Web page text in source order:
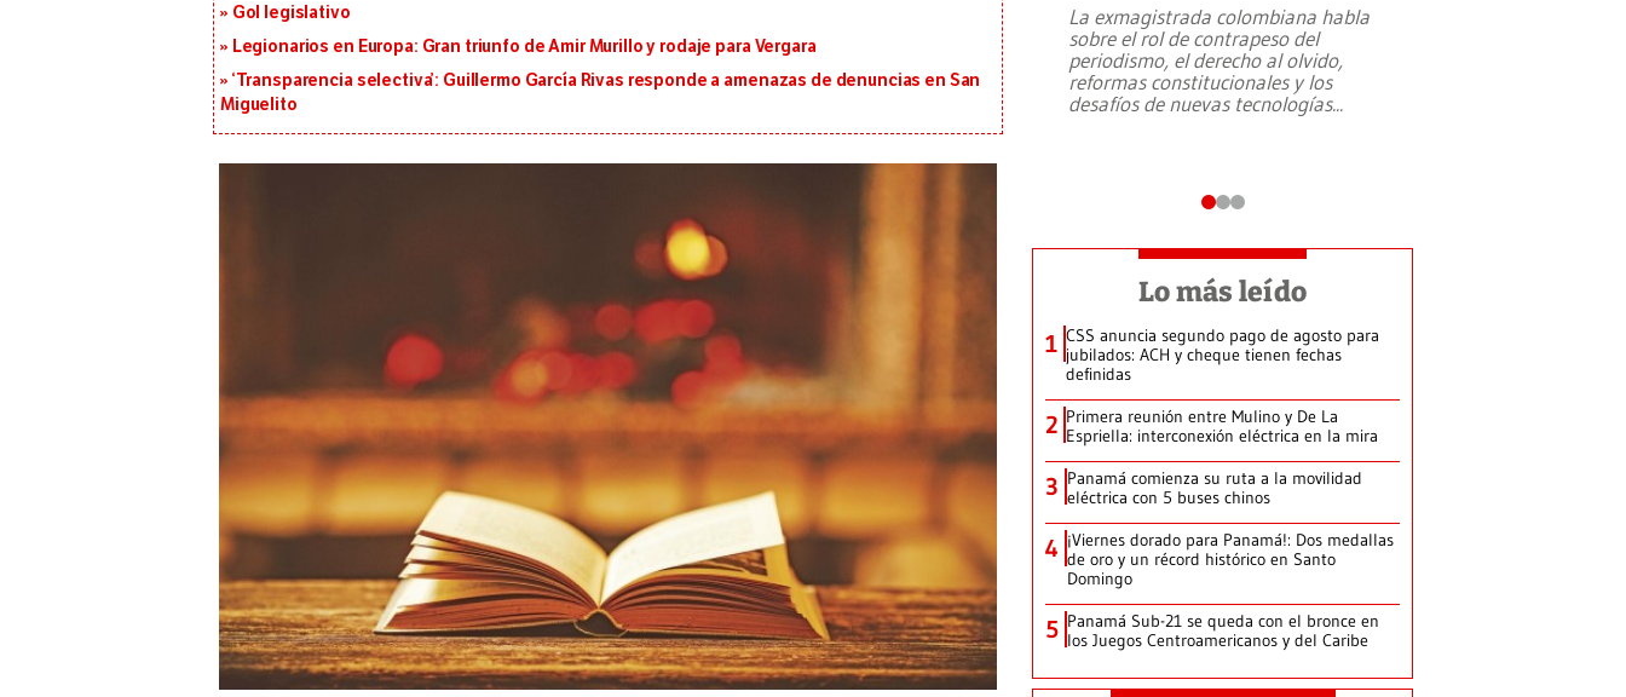
Gol legislativo
Legionarios en Europa: Gran triunfo de Amir Murillo y rodaje para Vergara
‘Transparencia selectiva’: Guillermo García Rivas responde a amenazas de denuncias en San
Miguelito
emergencia de gran
La exmagistrada colombiana habla
sobre el rol de contrapeso del
periodismo, el derecho al olvido,
reformas constitucionales y los
desafíos de nuevas tecnologías...
Lo más leído
1 CSS anuncia segundo pago de agosto para
jubilados: ACH y cheque tienen fechas
definidas
2 Primera reunión entre Mulino y De La
Espriella: interconexión eléctrica en la mira
3 Panamá comienza su ruta a la movilidad
eléctrica con 5 buses chinos
4 ¡Viernes dorado para Panamá!: Dos medallas
de oro y un récord histórico en Santo
Domingo
5 Panamá Sub-21 se queda con el bronce en
los Juegos Centroamericanos y del Caribe